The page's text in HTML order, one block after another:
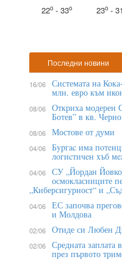
22o - 33o 23o - 31
Последни новини
16/06 Системата на
млн. евро към
08/06 Откриха
Ботев” в кв.
08/06 Мостове от думи
04/06 Бypгac имa
лoгиcтичeн xъб
04/06 СУ „Йордан
осмокласниците
„Киберсигурност“ и
04/06 ЕС започва
и Молдова
02/06 Отиде си Любен
02/06 Средната заплата
през първото